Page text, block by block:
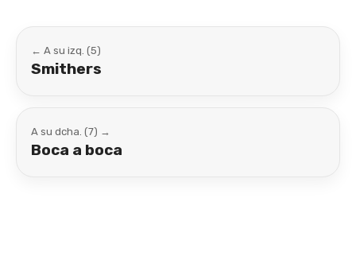
← A su izq. (5)
Smithers
A su dcha. (7) →
Boca a boca